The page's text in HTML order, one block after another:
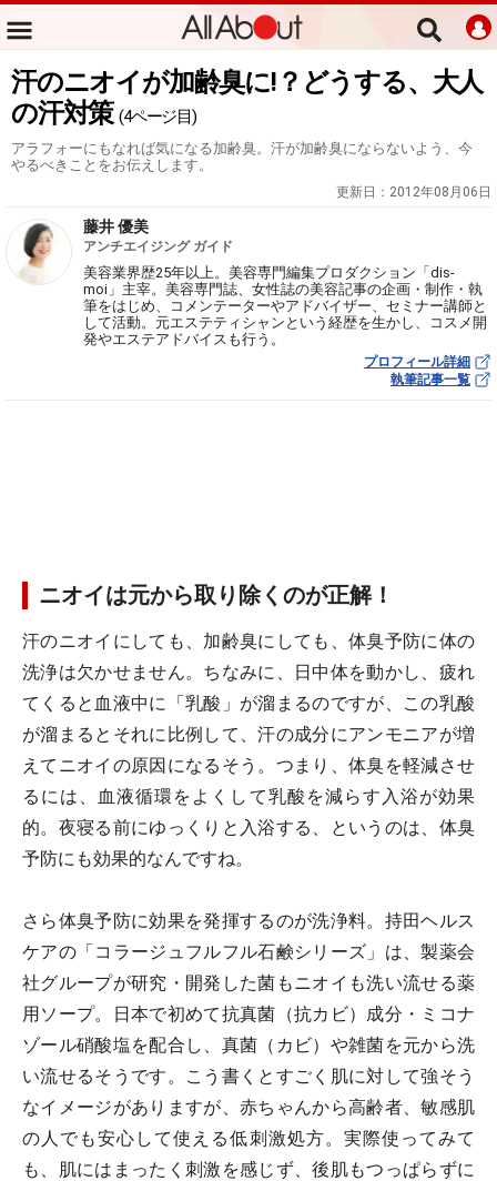
汗のニオイが加齢臭に!？どうする、大人
の汗対策 (4ページ目)
アラフォーにもなれば気になる加齢臭。汗が加齢臭にならないよう、今
やるべきことをお伝えします。
更新日： 2012年08月06日
藤井 優美
アンチエイジング ガイド
美容業界歴25年以上。美容専門編集プロダクション「dis-
moi」主宰。美容専門誌、女性誌の美容記事の企画・制作・執
筆をはじめ、コメンテーターやアドバイザー、セミナー講師と
して活動。元エステティシャンという経歴を生かし、コスメ開
発やエステアドバイスも行う。
プロフィール詳細
執筆記事一覧
ニオイは元から取り除くのが正解！
汗のニオイにしても、加齢臭にしても、体臭予防に体の
洗浄は欠かせません。ちなみに、日中体を動かし、疲れ
てくると血液中に「乳酸」が溜まるのですが、この乳酸
が溜まるとそれに比例して、汗の成分にアンモニアが増
えてニオイの原因になるそう。つまり、体臭を軽減させ
るには、血液循環をよくして乳酸を減らす入浴が効果
的。夜寝る前にゆっくりと入浴する、というのは、体臭
予防にも効果的なんですね。
さら体臭予防に効果を発揮するのが洗浄料。持田ヘルス
ケアの「コラージュフルフル石鹸シリーズ」は、製薬会
社グループが研究・開発した菌もニオイも洗い流せる薬
用ソープ。日本で初めて抗真菌（抗カビ）成分・ミコナ
ゾール硝酸塩を配合し、真菌（カビ）や雑菌を元から洗
い流せるそうです。こう書くとすごく肌に対して強そう
なイメージがありますが、赤ちゃんから高齢者、敏感肌
の人でも安心して使える低刺激処方。実際使ってみて
も、肌にはまったく刺激を感じず、後肌もつっぱらずに